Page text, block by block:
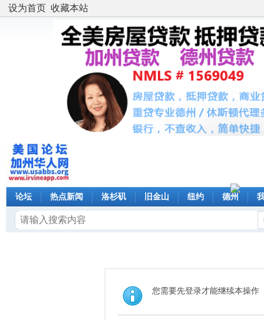
设为首页 收藏本站
论坛 热点新闻 洛杉矶 旧金山 纽约 德州
您需要先登录才能继续本操作